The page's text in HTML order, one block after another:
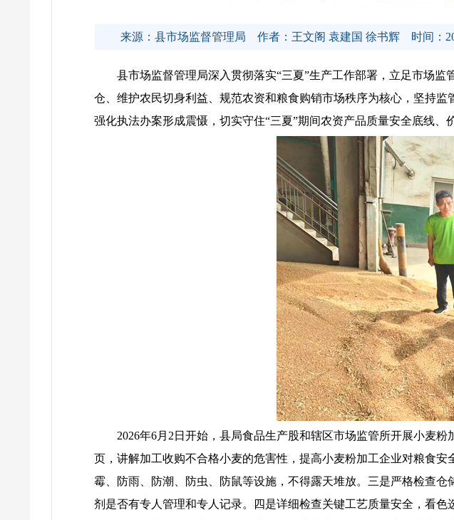
来源：县市场监督管理局 作者：王文阁 袁建国 徐书辉 时间：
县市场监督管理局深入贯彻落实“三夏”生产工作部署，立足市场
仓、维护农民切身利益、规范农资和粮食购销市场秩序为核心，坚持
强化执法办案形成震慑，切实守住“三夏”期间农资产品质量安全底线
2026年6月2日开始，县局食品生产股和辖区市场监管所开展小麦
页，讲解加工收购不合格小麦的危害性，提高小麦粉加工企业对粮食
霉、防雨、防潮、防虫、防鼠等设施，不得露天堆放。三是严格检查
剂是否有专人管理和专人记录。四是详细检查关键工艺质量安全，看